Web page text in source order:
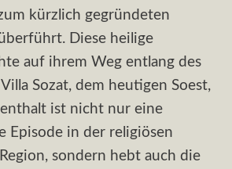
kürzlich gegründeten
Diese heilige
auf ihrem Weg entlang des
Sozat, dem heutigen Soest,
ist nicht nur eine
Episode in der religiösen
sondern hebt auch die